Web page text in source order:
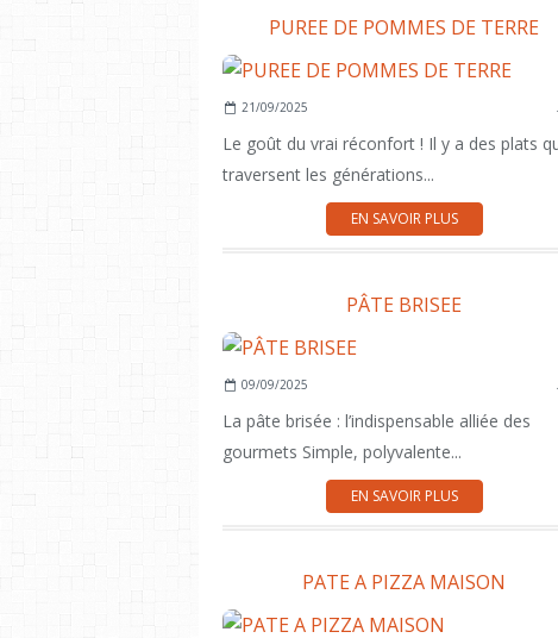
PUREE DE POMMES DE TERRE
21/09/2025
Le goût du vrai réconfort ! Il y a des plats
traversent les générations...
EN SAVOIR PLUS
PÂTE BRISEE
09/09/2025
La pâte brisée : l’indispensable alliée des
gourmets Simple, polyvalente...
EN SAVOIR PLUS
PATE A PIZZA MAISON